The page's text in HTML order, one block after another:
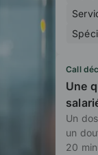
Call
Une
Un
un
20